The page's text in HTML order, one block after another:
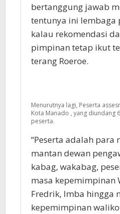
bertanggung jawab
tentunya ini lembaga
kalau rekomendasi
pimpinan tetap ikut
terang Roeroe.
Menurutnya lagi, Peserta
Kota Manado , yang diundang
peserta.
“Peserta adalah para
mantan dewan
kabag, wakabag,
masa kepemimpinan
Fredrik, Imba hingga
kepemimpinan